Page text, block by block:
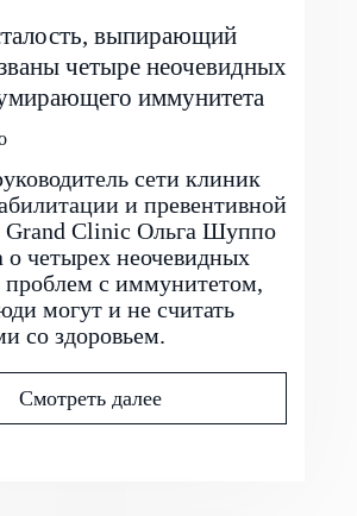
выпирающий
четыре неочевидных
иммунитета
сети клиник
и превентивной
Clinic Ольга Шуппо
о четырех неочевидных
проблем с иммунитетом,
могут и не считать
со здоровьем.
Смотреть далее